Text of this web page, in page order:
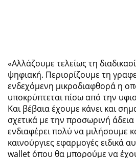
«Αλλάζουμε τελείως τη
ψηφιακή. Περιορίζουμε τη
ενδεχόμενη μικροδιαφθορά η
υποκρύπτεται πίσω από την
Και βέβαια έχουμε κάνει και
σχετικά με την προσωρινή
ενδιαφέρει πολύ να μιλήσουμε
καινούργιες εφαρμογές ειδικά
wallet όπου θα μπορούμε να